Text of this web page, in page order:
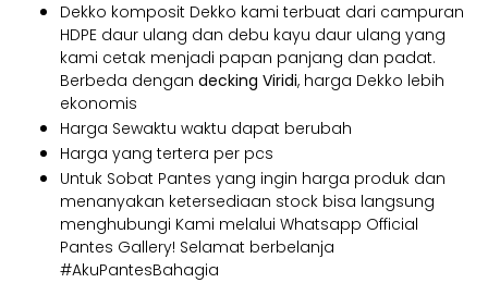
Dekko komposit Dekko kami terbuat dari campuran
HDPE daur ulang dan debu kayu daur ulang yang
kami cetak menjadi papan panjang dan padat.
Berbeda dengan decking Viridi, harga Dekko lebih
ekonomis
Harga Sewaktu waktu dapat berubah
Harga yang tertera per pcs
Untuk Sobat Pantes yang ingin harga produk dan
menanyakan ketersediaan stock bisa langsung
menghubungi Kami melalui Whatsapp Official
Pantes Gallery! Selamat berbelanja
#AkuPantesBahagia